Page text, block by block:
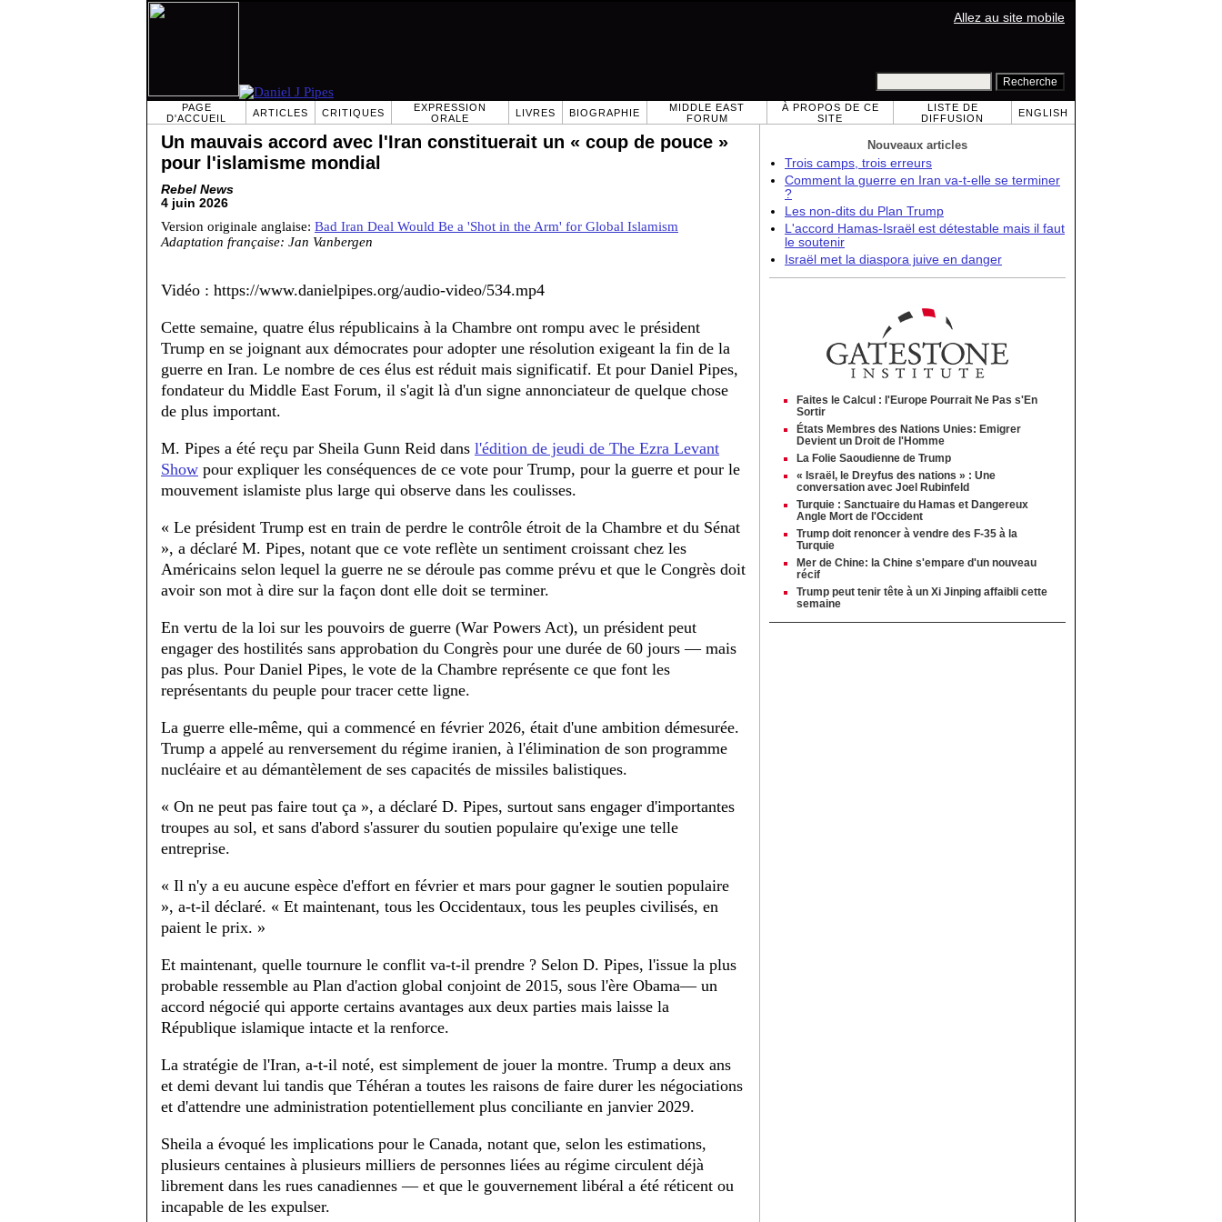
Allez au site mobile
PAGE
D'ACCUEIL
ARTICLES CRITIQUES
EXPRESSION
ORALE
LIVRES BIOGRAPHIE
MIDDLE EAST
FORUM
À PROPOS DE CE
SITE
LISTE DE
DIFFUSION
ENGLISH
Un mauvais accord avec l'Iran constituerait un « coup de pouce »
pour l'islamisme mondial
Rebel News
4 juin 2026
Version originale anglaise: Bad Iran Deal Would Be a 'Shot in the Arm' for Global Islamism
Adaptation française: Jan Vanbergen
Vidéo : https://www.danielpipes.org/audio-video/534.mp4
Cette semaine, quatre élus républicains à la Chambre ont rompu avec le président
Trump en se joignant aux démocrates pour adopter une résolution exigeant la fin de la
guerre en Iran. Le nombre de ces élus est réduit mais significatif. Et pour Daniel Pipes,
fondateur du Middle East Forum, il s'agit là d'un signe annonciateur de quelque chose
de plus important.
M. Pipes a été reçu par Sheila Gunn Reid dans l'édition de jeudi de The Ezra Levant
Show pour expliquer les conséquences de ce vote pour Trump, pour la guerre et pour le
mouvement islamiste plus large qui observe dans les coulisses.
« Le président Trump est en train de perdre le contrôle étroit de la Chambre et du Sénat
», a déclaré M. Pipes, notant que ce vote reflète un sentiment croissant chez les
Américains selon lequel la guerre ne se déroule pas comme prévu et que le Congrès doit
avoir son mot à dire sur la façon dont elle doit se terminer.
En vertu de la loi sur les pouvoirs de guerre (War Powers Act), un président peut
engager des hostilités sans approbation du Congrès pour une durée de 60 jours — mais
pas plus. Pour Daniel Pipes, le vote de la Chambre représente ce que font les
représentants du peuple pour tracer cette ligne.
La guerre elle-même, qui a commencé en février 2026, était d'une ambition démesurée.
Trump a appelé au renversement du régime iranien, à l'élimination de son programme
nucléaire et au démantèlement de ses capacités de missiles balistiques.
« On ne peut pas faire tout ça », a déclaré D. Pipes, surtout sans engager d'importantes
troupes au sol, et sans d'abord s'assurer du soutien populaire qu'exige une telle
entreprise.
« Il n'y a eu aucune espèce d'effort en février et mars pour gagner le soutien populaire
», a-t-il déclaré. « Et maintenant, tous les Occidentaux, tous les peuples civilisés, en
paient le prix. »
Et maintenant, quelle tournure le conflit va-t-il prendre ? Selon D. Pipes, l'issue la plus
probable ressemble au Plan d'action global conjoint de 2015, sous l'ère Obama— un
accord négocié qui apporte certains avantages aux deux parties mais laisse la
République islamique intacte et la renforce.
La stratégie de l'Iran, a-t-il noté, est simplement de jouer la montre. Trump a deux ans
et demi devant lui tandis que Téhéran a toutes les raisons de faire durer les négociations
et d'attendre une administration potentiellement plus conciliante en janvier 2029.
Sheila a évoqué les implications pour le Canada, notant que, selon les estimations,
plusieurs centaines à plusieurs milliers de personnes liées au régime circulent déjà
librement dans les rues canadiennes — et que le gouvernement libéral a été réticent ou
incapable de les expulser.
Nouveaux articles
Trois camps, trois erreurs
Comment la guerre en Iran va-t-elle se terminer
?
Les non-dits du Plan Trump
L'accord Hamas-Israël est détestable mais il faut
le soutenir
Israël met la diaspora juive en danger
Faites le Calcul : l'Europe Pourrait Ne Pas s'En
Sortir
États Membres des Nations Unies: Emigrer
Devient un Droit de l'Homme
La Folie Saoudienne de Trump
« Israël, le Dreyfus des nations » : Une
conversation avec Joel Rubinfeld
Turquie : Sanctuaire du Hamas et Dangereux
Angle Mort de l'Occident
Trump doit renoncer à vendre des F-35 à la
Turquie
Mer de Chine: la Chine s'empare d'un nouveau
récif
Trump peut tenir tête à un Xi Jinping affaibli cette
semaine